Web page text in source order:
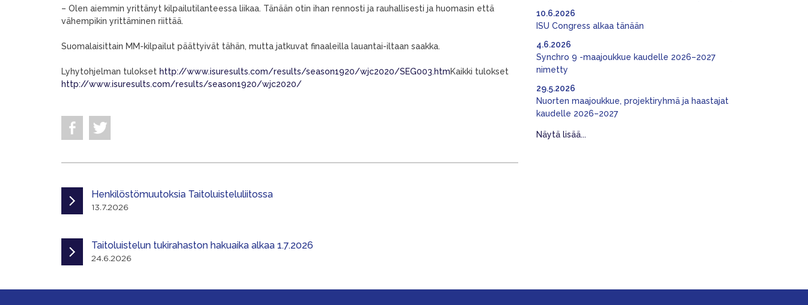
– Olen aiemmin yrittänyt kilpailutilanteessa liikaa. Tänään otin ihan rennosti ja rauhallisesti ja huomasin että
vähempikin yrittäminen riittää.
Suomalaisittain MM-kilpailut päättyivät tähän, mutta jatkuvat finaaleilla lauantai-iltaan saakka.
Lyhytohjelman tulokset http://www.isuresults.com/results/season1920/wjc2020/SEG003.htmKaikki tulokset
http://www.isuresults.com/results/season1920/wjc2020/
Henkilöstömuutoksia Taitoluisteluliitossa
13.7.2026
Taitoluistelun tukirahaston hakuaika alkaa 1.7.2026
24.6.2026
ISU Congress alkaa tänään
10.6.2026
Synchro 9 -maajoukkue kaudelle 2026–2027
nimetty
4.6.2026
Nuorten maajoukkue, projektiryhmä ja haastajat
kaudelle 2026–2027
29.5.2026
Näytä lisää...